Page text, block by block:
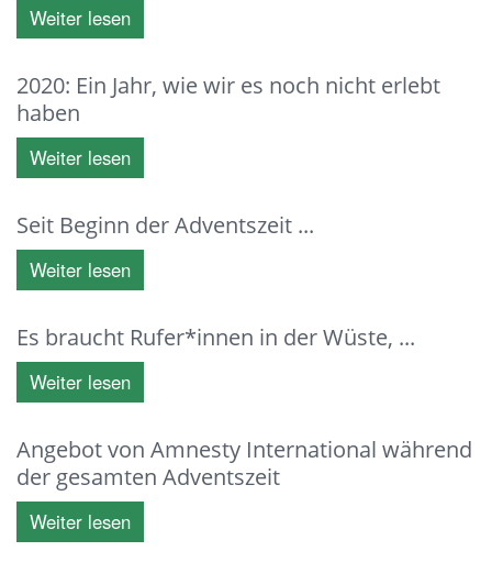
Weiter lesen
2020: Ein Jahr, wie wir es noch nicht erlebt
haben
Weiter lesen
Seit Beginn der Adventszeit ...
Weiter lesen
Es braucht Rufer*innen in der Wüste, ...
Weiter lesen
Angebot von Amnesty International während
der gesamten Adventszeit
Weiter lesen